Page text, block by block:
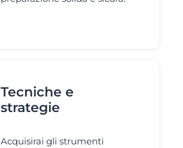
Tecniche e
strategie
Acquisirai gli strumenti